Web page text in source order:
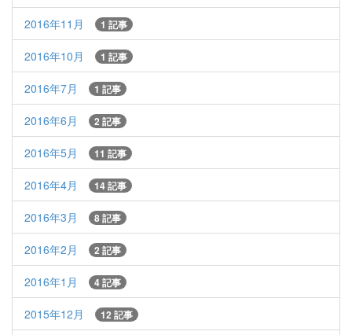
2016年11月 1 記事
2016年10月 1 記事
2016年7月 1 記事
2016年6月 2 記事
2016年5月 11 記事
2016年4月 14 記事
2016年3月 8 記事
2016年2月 2 記事
2016年1月 4 記事
2015年12月 12 記事